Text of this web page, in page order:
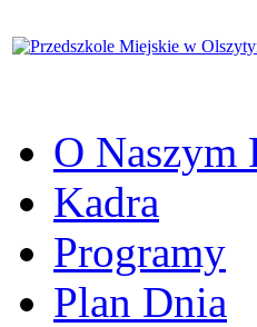
O Naszym
Kadra
Programy
Plan Dnia